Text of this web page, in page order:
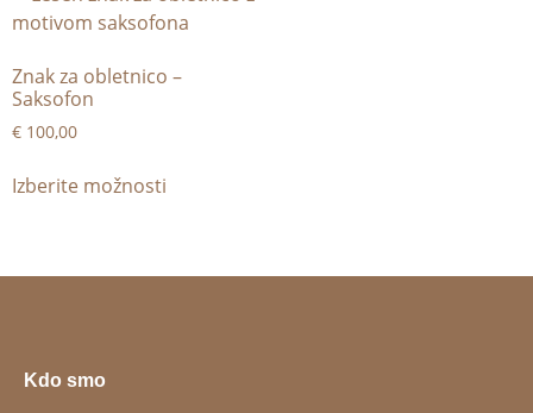
Znak za obletnico –
Saksofon
€ 100,00
Izberite možnosti
Kdo smo